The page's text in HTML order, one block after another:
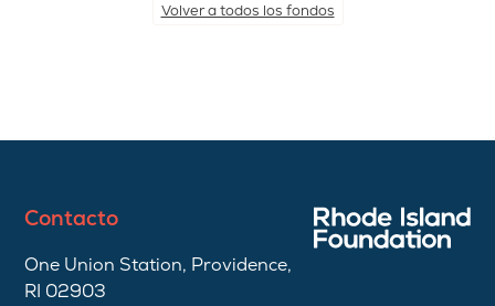
Volver a todos los fondos
Contacto
One Union Station, Providence,
RI 02903